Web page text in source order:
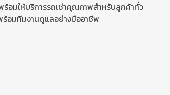
ร้อมให้บริการรถเช่าคุณภาพสำหรับลูกค้าทั่ว
ร้อมทีมงานดูแลอย่างมืออาชีพ